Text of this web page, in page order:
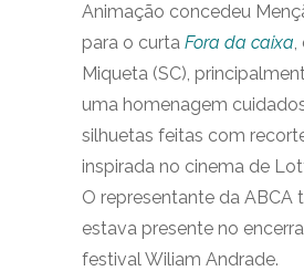
Animação concedeu
para o curta Fora da caixa,
Miqueta (SC),
uma homenagem
silhuetas feitas com
inspirada no cinema de
O representante da ABCA
estava presente no
festival Wiliam Andrade.